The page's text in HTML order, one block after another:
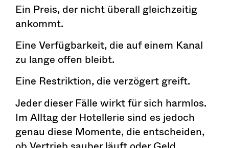
Ein Preis, der nicht überall gleichzeitig
ankommt.
Eine Verfügbarkeit, die auf einem Kanal
zu lange offen bleibt.
Eine Restriktion, die verzögert greift.
Jeder dieser Fälle wirkt für sich harmlos.
Im Alltag der Hotellerie sind es jedoch
genau diese Momente, die entscheiden,